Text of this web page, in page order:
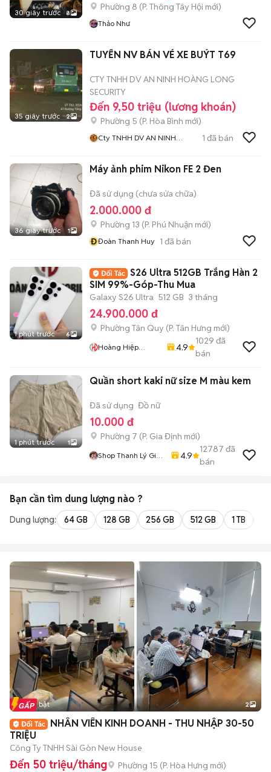
30 giây trước 8
Phường 8 (P. Thông Tây Hội mới)
Thảo Như
35 giây trước 2
TUYỂN NV BÁN VÉ XE BUÝT T69
CTY TNHH DV AN NINH HOÀNG LONG
SECURITY
Đến 9,50 triệu (lương khoán)
Phường 5 (P. Hòa Bình mới)
Cty TNHH DV AN NINH
1 đã bán
36 giây trước 1
Máy ảnh phim Nikon FE 2 Đen
Đã sử dụng (chưa sửa chữa)
2.000.000 đ
Phường 13 (P. Phú Nhuận mới)
ĐĐoàn Thanh Huy 1 đã bán
1 phút trước 6
S26 Ultra 512GB Trắng Hàn 2
SIM 99%-Góp-Thu Mua
Galaxy S26 Ultra 512 GB 3 tháng
24.900.000 đ
Phường Tân Quy (P. Tân Hưng mới)
Hoàng Hiệp
4.9
1029 đã
bán
1 phút trước 1
Quần short kaki nữ size M màu kem
Đã sử dụng Đồ nữ
10.000 đ
Phường 7 (P. Gia Định mới)
Shop Thanh Lý Giá
4.9
12787 đã
bán
Bạn cần tìm dung lượng nào ?
Dung lượng: 64 GB 128 GB 256 GB 512 GB 1 TB
Tin nổi bật 2
NHÂN VIÊN KINH DOANH - THU NHẬP 30-50
TRIỆU
Công Ty TNHH Sài Gòn New House
Đến 50 triệu/tháng Phường 15 (P. Hòa Hưng mới)